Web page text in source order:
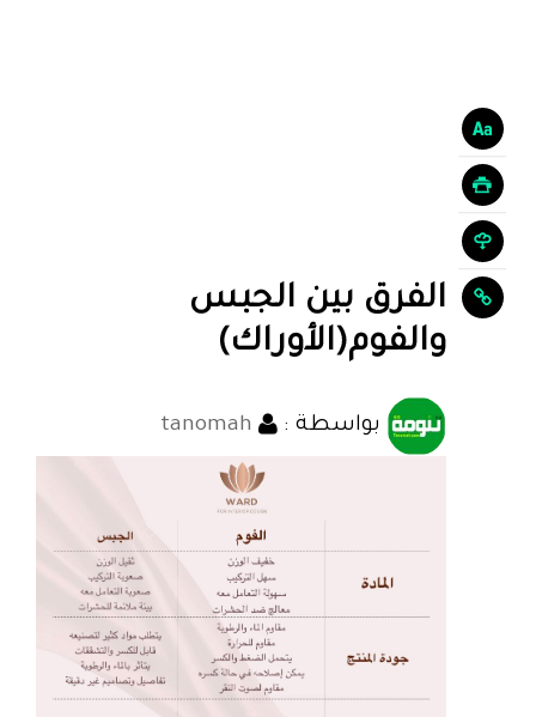
الفرق بين الجبس
والفوم(الأوراك)
بواسطة : tanomah